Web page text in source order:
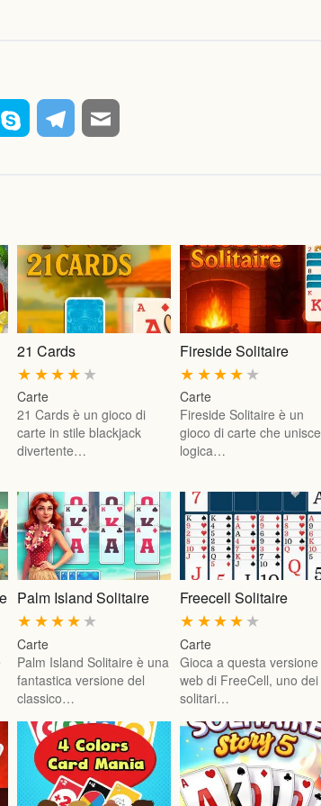
21 Cards
★
★
★
★
★
Carte
21 Cards è un gioco di
carte in stile blackjack
divertente…
Fireside Solitaire
★
★
★
★
★
Carte
Fireside Solitaire è un
gioco di carte che unisce
logica…
Palm Island Solitaire
★
★
★
★
★
Carte
Palm Island Solitaire è una
fantastica versione del
classico…
Freecell Solitaire
★
★
★
★
★
Carte
Gioca a questa versione
web di FreeCell, uno dei
solitari…